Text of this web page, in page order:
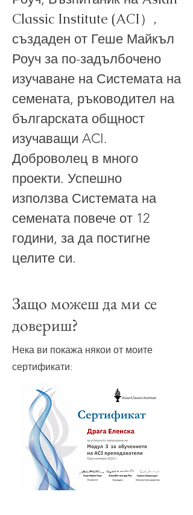
Classic Institute (ACI）,
създаден от Геше Майкъл
Роуч за по-задълбочено
изучаване на Системата на
семената, ръководител на
българската общност
изучаващи ACI.
Доброволец в много
проекти. Успешно
използва Системата на
семената повече от 12
години, за да постигне
целите си.
Защо можеш да ми се
довериш?
Нека ви покажа някои от моите
сертификати: